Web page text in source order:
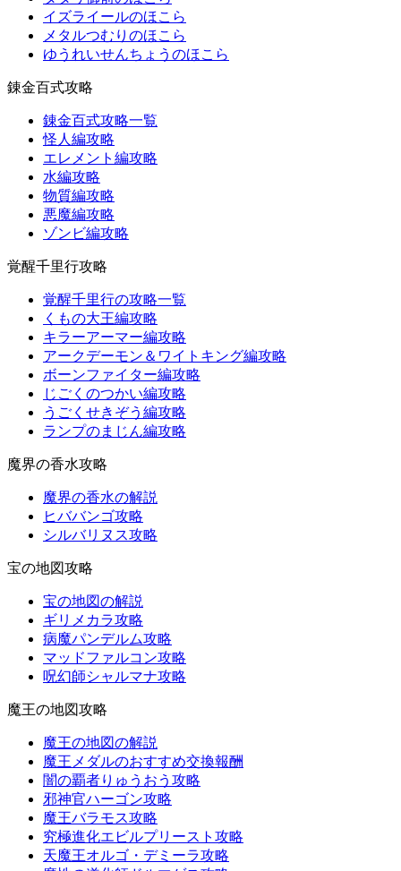
イズライールのほこら
メタルつむりのほこら
ゆうれいせんちょうのほこら
錬金百式攻略
錬金百式攻略一覧
怪人編攻略
エレメント編攻略
水編攻略
物質編攻略
悪魔編攻略
ゾンビ編攻略
覚醒千里行攻略
覚醒千里行の攻略一覧
くもの大王編攻略
キラーアーマー編攻略
アークデーモン＆ワイトキング編攻略
ボーンファイター編攻略
じごくのつかい編攻略
うごくせきぞう編攻略
ランプのまじん編攻略
魔界の香水攻略
魔界の香水の解説
ヒババンゴ攻略
シルバリヌス攻略
宝の地図攻略
宝の地図の解説
ギリメカラ攻略
病魔パンデルム攻略
マッドファルコン攻略
呪幻師シャルマナ攻略
魔王の地図攻略
魔王の地図の解説
魔王メダルのおすすめ交換報酬
闇の覇者りゅうおう攻略
邪神官ハーゴン攻略
魔王バラモス攻略
究極進化エビルプリースト攻略
天魔王オルゴ・デミーラ攻略